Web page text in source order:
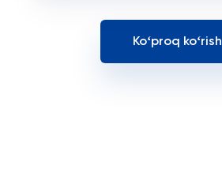
Koʻproq koʻrish